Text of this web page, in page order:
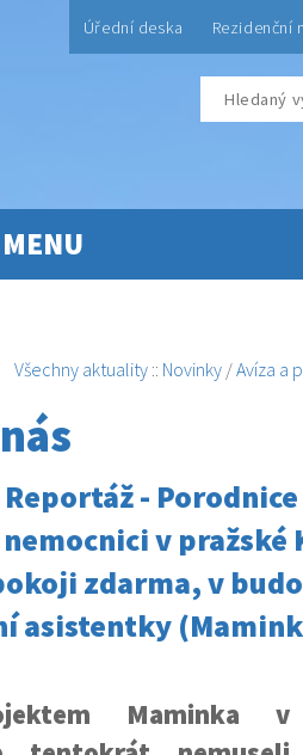
Úřední deska Rezidenční
Všechny aktuality :: Novinky /Avíza a
-
v pražské
zdarma, v
asistentky
Maminka v